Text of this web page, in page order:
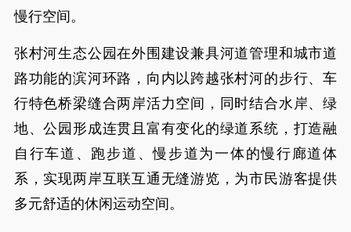
慢行空间。
张村河生态公园在外围建设兼具河道管理和城市道
路功能的滨河环路，向内以跨越张村河的步行、车
行特色桥梁缝合两岸活力空间，同时结合水岸、绿
地、公园形成连贯且富有变化的绿道系统，打造融
自行车道、跑步道、慢步道为一体的慢行廊道体
系，实现两岸互联互通无缝游览，为市民游客提供
多元舒适的休闲运动空间。